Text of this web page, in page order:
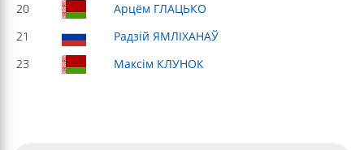
20
Арцём ГЛАЦЬКО
21
Радзій ЯМЛІХАНАЎ
23
Максім КЛУНОК